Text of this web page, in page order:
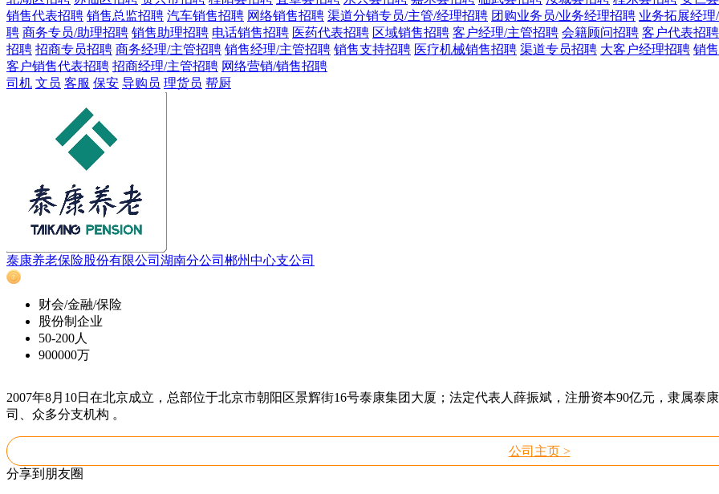
销售代表招聘 销售总监招聘 汽车销售招聘 网络销售招聘 渠道分销专员/主管/经理招聘 团购业务员/业务经理招聘 业务拓展经
聘 商务专员/助理招聘 销售助理招聘 电话销售招聘 医药代表招聘 区域销售招聘 客户经理/主管招聘 会籍顾问招聘 客户代表招聘
招聘 招商专员招聘 商务经理/主管招聘 销售经理/主管招聘 销售支持招聘 医疗机械销售招聘 渠道专员招聘 大客户经理招聘 销
客户销售代表招聘 招商经理/主管招聘 网络营销/销售招聘
司机 文员 客服 保安 导购员 理货员 帮厨
泰康养老保险股份有限公司湖南分公司郴州中心支公司
财会/金融/保险
股份制企业
50-200人
900000万
2007年8月10日在北京成立，总部位于北京市朝阳区景辉街16号泰康集团大厦；法定代表人薛振斌，注册资本90亿元，隶属泰
司、众多分支机构 。
公司主页 >
分享到朋友圈